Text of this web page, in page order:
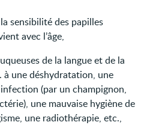
sensibilité des papilles
avec l’âge,
de la langue et de la
à une déshydratation, une
(par un champignon,
une mauvaise hygiène de
une radiothérapie, etc.,